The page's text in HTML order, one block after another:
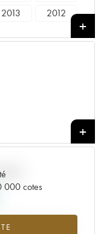
2013
2012
+
000 cotes
2026 par rapport à